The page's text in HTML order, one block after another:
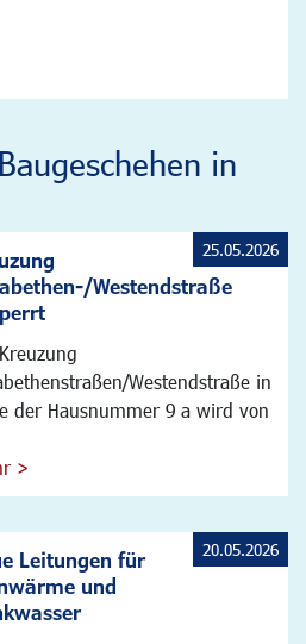
in
Westendstraße
Westendstraße in
der Hausnummer 9 a wird von
>
25.05.2026
Leitungen für
und
20.05.2026